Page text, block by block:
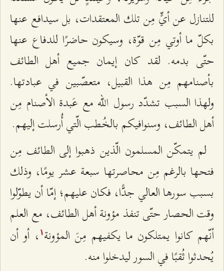
للتنازل عن أيٍّ مِن تلك المعتقدات، بل سيدافع عنها
بكلّ ما أوتي مِن قوّة، وسيكون حاضرًا للدفاع عنها
حتّى بدمه. لقد كان إيمان جميع أهل الطائف
بأصنامهم مِن هذا القبيل، متعصّبين في عبادتها.
ولهذا السبب تشدّد رسول الله مع عَبدة الأصنام مِن
أهل الطائف، وسنوافيكم بالخُطب الّتي أُرسلت إليهم.
لم يتمكّن المسلمون الّذين ذهبوا إلى الطائف مِن
فتحها بالرغم مِن محاصرتها سبعة عشر يومًا، وذلك
بسبب سورها العالي جدًّا، فكان عليهم؛ إمّا أن يطوّلوا
وقت الحصار حتّى تنفذ مؤونة أهل الطائف، مع العلم
أنّهم كانوا يمتلكون ما يكفيهم مِنَ المؤونة ۱ ، أو أن
يُحدثوا ثُقبًا في السور ليدخلوا منه.